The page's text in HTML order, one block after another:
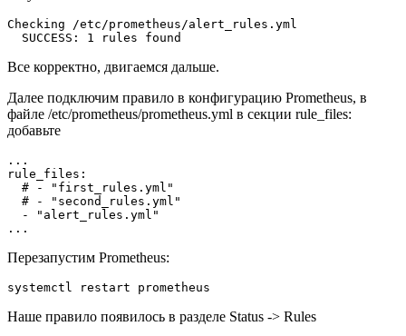
Checking /etc/prometheus/alert_rules.yml
Все корректно, двигаемся дальше.
Далее подключим правило в конфигурацию Prometheus, в
файле /etc/prometheus/prometheus.yml в секции rule_files:
добавьте
...
rule_files:
  # - "first_rules.yml"
  # - "second_rules.yml"
  - "alert_rules.yml"
Перезапустим Prometheus:
Наше правило появилось в разделе Status -> Rules